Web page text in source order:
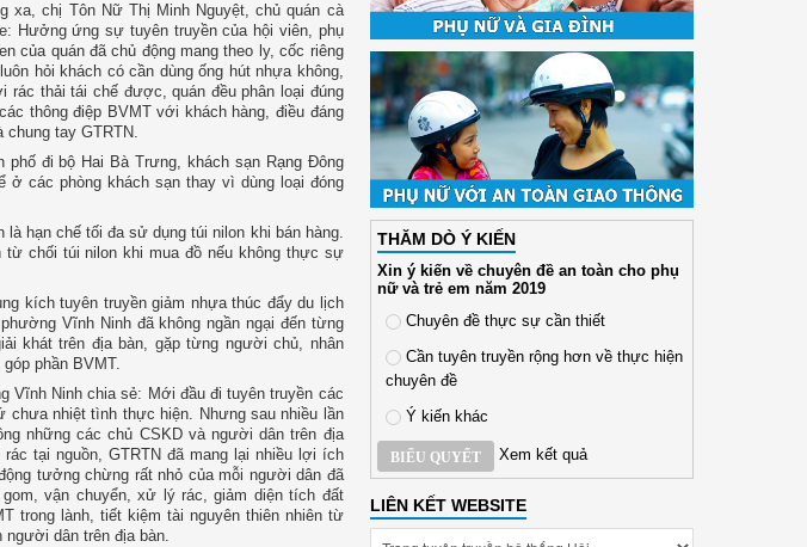
xa, chị Tôn Nữ Thị Minh Nguyệt, chủ quán cà
Hưởng ứng sự tuyên truyền của hội viên, phụ
của quán đã chủ động mang theo ly, cốc riêng
hỏi khách có cần dùng ống hút nhựa không,
rác thải tái chế được, quán đều phân loại đúng
thông điệp BVMT với khách hàng, điều đáng
chung tay GTRTN.
đi bộ Hai Bà Trưng, khách sạn Rạng Đông
các phòng khách sạn thay vì dùng loại đóng
hạn chế tối đa sử dụng túi nilon khi bán hàng.
từ chối túi nilon khi mua đồ nếu không thực sự
kích tuyên truyền giảm nhựa thúc đẩy du lịch
Vĩnh Ninh đã không ngần ngại đến từng
khát trên địa bàn, gặp từng người chủ, nhân
phần BVMT.
Vĩnh Ninh chia sẻ: Mới đầu đi tuyên truyền các
chưa nhiệt tình thực hiện. Nhưng sau nhiều lần
những các chủ CSKD và người dân trên địa
tại nguồn, GTRTN đã mang lại nhiều lợi ích
tưởng chừng rất nhỏ của mỗi người dân đã
vận chuyển, xử lý rác, giảm diện tích đất
trong lành, tiết kiệm tài nguyên thiên nhiên từ
người dân trên địa bàn.
THĂM DÒ Ý KIẾN
Xin ý kiến về chuyên đề an toàn cho phụ
nữ và trẻ em năm 2019
Chuyên đề thực sự cần thiết
Cần tuyên truyền rộng hơn về thực hiện
chuyên đề
Ý kiến khác
BIỂU QUYẾT Xem kết quả
LIÊN KẾT WEBSITE